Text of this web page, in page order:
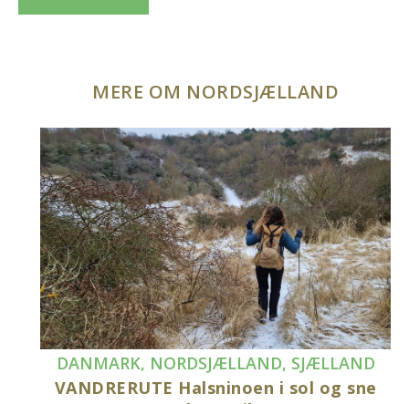
MERE OM NORDSJÆLLAND
DANMARK, NORDSJÆLLAND, SJÆLLAND
VANDRERUTE Halsninoen i sol og sne